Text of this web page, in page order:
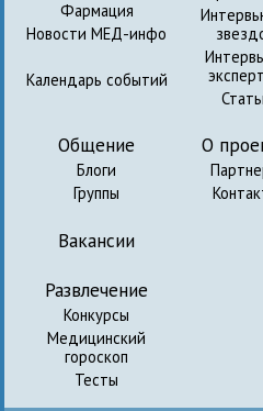
Фармация
Новости МЕД-инфо
Календарь событий
Общение
Блоги
Группы
Вакансии
Развлечение
Конкурсы
Медицинский
гороскоп
Тесты
О